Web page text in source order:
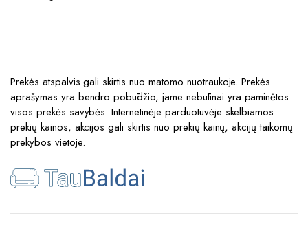
Prekės atspalvis gali skirtis nuo matomo nuotraukoje. Prekės
aprašymas yra bendro pobūdžio, jame nebūtinai yra paminėtos
visos prekės savybės. Internetinėje parduotuvėje skelbiamos
prekių kainos, akcijos gali skirtis nuo prekių kainų, akcijų taikomų
prekybos vietoje.